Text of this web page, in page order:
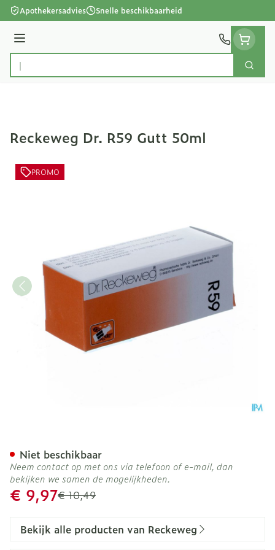
Ga naar de inhoud
Apothekersadvies Snelle beschikbaarheid
Menu
Product, merk, categorie...
Zoek
Reckeweg Dr. R59 Gutt 50ml
PROMO
Adviesprijs
€ 10,49
Promotie prijs
€ 9,97
Niet beschikbaar
Neem contact op met ons via telefoon of e-mail, dan
bekijken we samen de mogelijkheden.
Bekijk alle producten van Reckeweg